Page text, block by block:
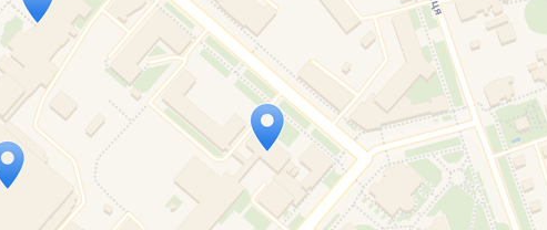
Travelers' Map is loading...
you see this after your page is loaded completely, leafletJS files are missing.